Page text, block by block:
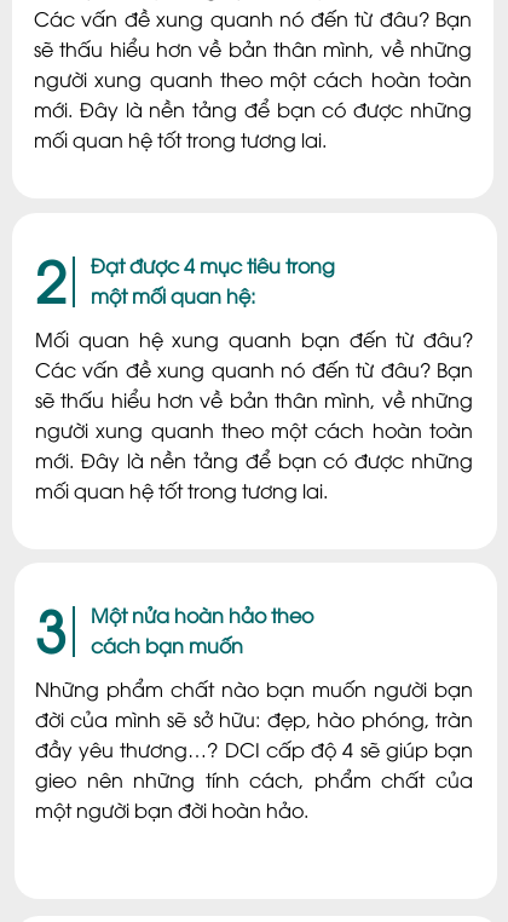
Các vấn đề xung quanh nó đến từ đâu? Bạn
sẽ thấu hiểu hơn về bản thân mình, về những
người xung quanh theo một cách hoàn toàn
mới. Đây là nền tảng để bạn có được những
mối quan hệ tốt trong tương lai.
Đạt được 4 mục tiêu trong
một mối quan hệ:
Mối quan hệ xung quanh bạn đến từ đâu?
Các vấn đề xung quanh nó đến từ đâu? Bạn
sẽ thấu hiểu hơn về bản thân mình, về những
người xung quanh theo một cách hoàn toàn
mới. Đây là nền tảng để bạn có được những
mối quan hệ tốt trong tương lai.
2
Một nửa hoàn hảo theo
cách bạn muốn
Những phẩm chất nào bạn muốn người bạn
đời của mình sẽ sở hữu: đẹp, hào phóng, tràn
đầy yêu thương…? DCI cấp độ 4 sẽ giúp bạn
gieo nên những tính cách, phẩm chất của
một người bạn đời hoàn hảo.
3